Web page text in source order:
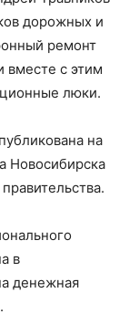
дорожных и
ремонт
вместе с этим
люки.
на
Новосибирска
в
денежная